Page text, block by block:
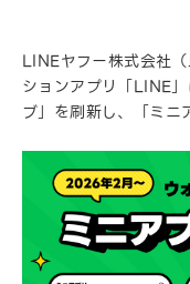
LINEヤフー株式会社
ションアプリ「LINE
ブ」を刷新し、「ミニ